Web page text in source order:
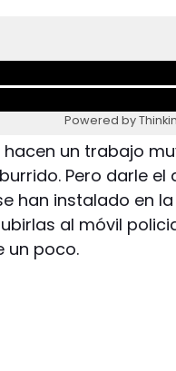
Powered by
hacen un trabajo
Pero darle el
han instalado en
al móvil
un poco.